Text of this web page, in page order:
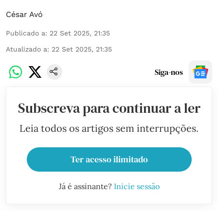
César Avó
Publicado a: 22 Set 2025, 21:35
Atualizado a: 22 Set 2025, 21:35
Siga-nos
Subscreva para continuar a ler
Leia todos os artigos sem interrupções.
Ter acesso ilimitado
Já é assinante? Inicie sessão